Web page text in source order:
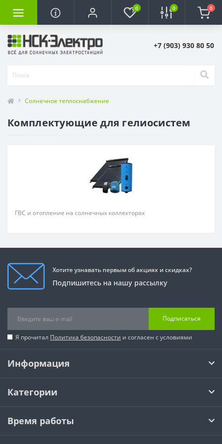
0 0 0
+7 (903) 930 80 50
Солнечное теплоснабжение
Комплектующие для гелиосистем
ГВС и отопление на солнечных коллекторах
Хотите узнавать первым об акциях и скидках?
Подпишитесь на нашу рассылку
Подписаться
Я прочитал Политика безопасности и согласен с условиями
Информация
Категории
Время работы